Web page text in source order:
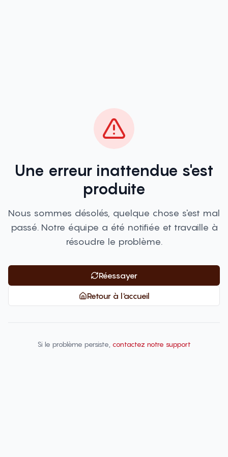
Une erreur inattendue s'est
produite
Nous sommes désolés, quelque chose s'est mal
passé. Notre équipe a été notifiée et travaille à
résoudre le problème.
Réessayer
Retour à l'accueil
Si le problème persiste, contactez notre support